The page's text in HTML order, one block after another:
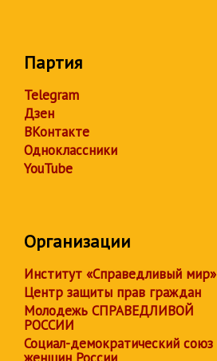
Партия
Telegram
Дзен
ВКонтакте
Одноклассники
YouTube
Организации
Институт «Справедливый мир»
Центр защиты прав граждан
Молодежь СПРАВЕДЛИВОЙ
РОССИИ
Социал-демократический союз